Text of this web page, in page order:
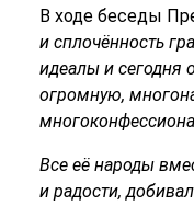
В ходе беседы
и сплочённость
идеалы и сегодня
огромную,
Все её народы
и радости,